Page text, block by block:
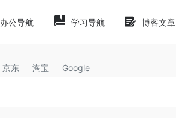
办公导航 学习导航 博客文章
京东 淘宝 Google